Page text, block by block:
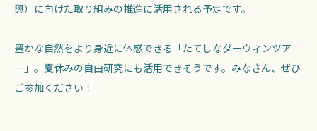
興）に向けた取り組みの推進に活用される予定です。
豊かな自然をより身近に体感できる「たてしなダーウィンツア
ー」。夏休みの自由研究にも活用できそうです。みなさん、ぜひ
ご参加ください！